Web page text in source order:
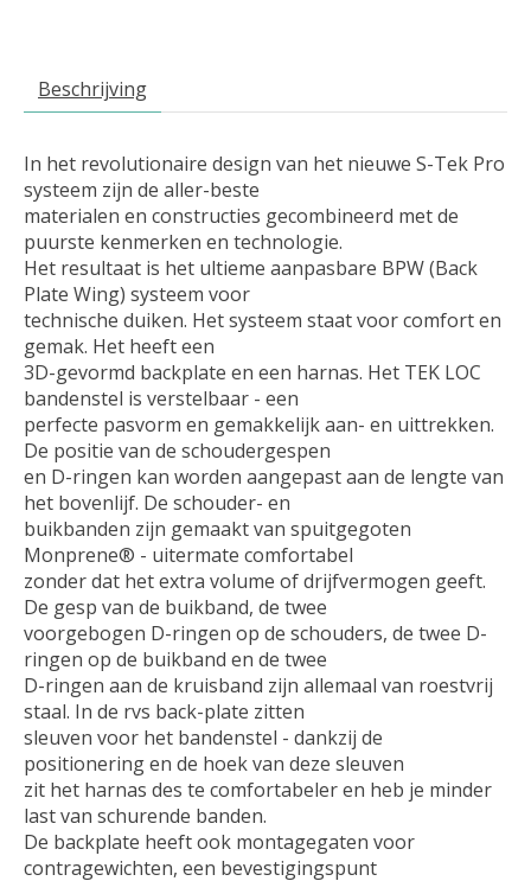
Beschrijving
In het revolutionaire design van het nieuwe S-Tek Pro
systeem zijn de aller-beste
materialen en constructies gecombineerd met de
puurste kenmerken en technologie.
Het resultaat is het ultieme aanpasbare BPW (Back
Plate Wing) systeem voor
technische duiken. Het systeem staat voor comfort en
gemak. Het heeft een
3D-gevormd backplate en een harnas. Het TEK LOC
bandenstel is verstelbaar - een
perfecte pasvorm en gemakkelijk aan- en uittrekken.
De positie van de schoudergespen
en D-ringen kan worden aangepast aan de lengte van
het bovenlijf. De schouder- en
buikbanden zijn gemaakt van spuitgegoten
Monprene® - uitermate comfortabel
zonder dat het extra volume of drijfvermogen geeft.
De gesp van de buikband, de twee
voorgebogen D-ringen op de schouders, de twee D-
ringen op de buikband en de twee
D-ringen aan de kruisband zijn allemaal van roestvrij
staal. In de rvs back-plate zitten
sleuven voor het bandenstel - dankzij de
positionering en de hoek van deze sleuven
zit het harnas des te comfortabeler en heb je minder
last van schurende banden.
De backplate heeft ook montagegaten voor
contragewichten, een bevestigingspunt